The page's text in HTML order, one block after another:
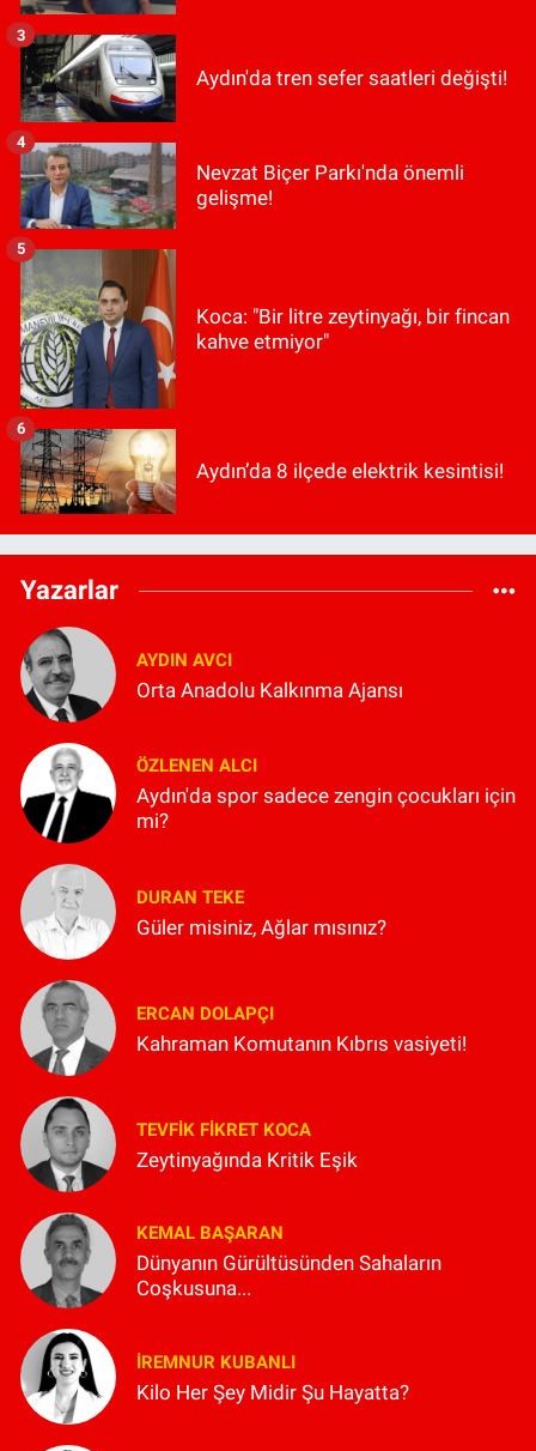
Aydın'da tren sefer saatleri değişti!
3
Nevzat Biçer Parkı'nda önemli
gelişme!
4
Koca: "Bir litre zeytinyağı, bir fincan
kahve etmiyor"
5
Aydın’da 8 ilçede elektrik kesintisi!
6
Yazarlar
AYDIN AVCI
Orta Anadolu Kalkınma Ajansı
ÖZLENEN ALCI
Aydın'da spor sadece zengin çocukları için
mi?
DURAN TEKE
Güler misiniz, Ağlar mısınız?
ERCAN DOLAPÇI
Kahraman Komutanın Kıbrıs vasiyeti!
TEVFIK FIKRET KOCA
Zeytinyağında Kritik Eşik
KEMAL BAŞARAN
Dünyanın Gürültüsünden Sahaların
Coşkusuna...
İREMNUR KUBANLI
Kilo Her Şey Midir Şu Hayatta?